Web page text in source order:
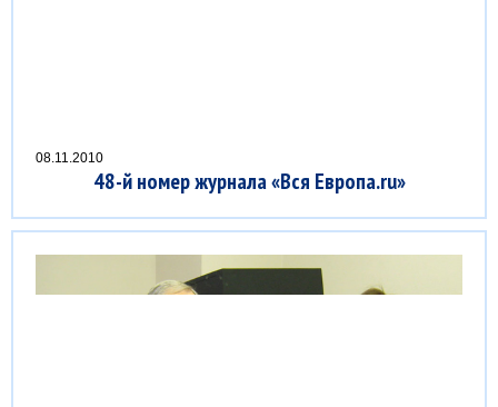
08.11.2010
48-й номер журнала «Вся Европа.ru»